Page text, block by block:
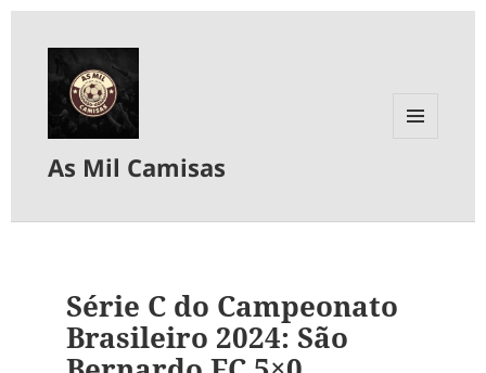
As Mil Camisas
Série C do Campeonato
Brasileiro 2024: São